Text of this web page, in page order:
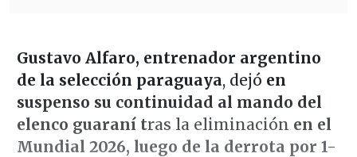
Gustavo Alfaro, entrenador argentino
de la selección paraguaya, dejó en
suspenso su continuidad al mando del
elenco guaraní tras la eliminación en el
Mundial 2026, luego de la derrota por 1-